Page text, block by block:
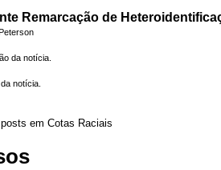
Remarcação de
em Cotas Raciais